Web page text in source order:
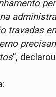
travadas
”,